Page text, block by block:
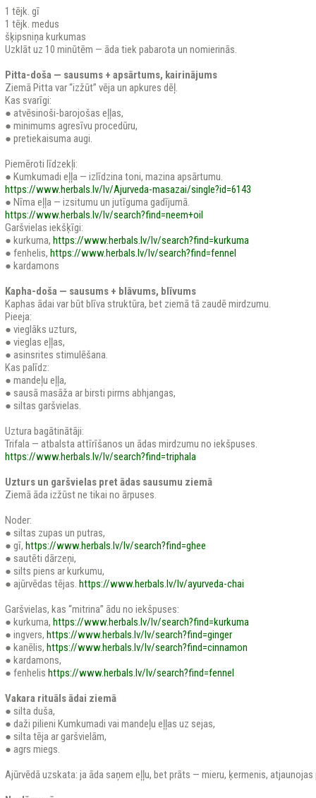
1 tējk. gī
1 tējk. medus
šķipsniņa kurkumas
Uzklāt uz 10 minūtēm — āda tiek pabarota un nomierinās.
Pitta-doša — sausums + apsārtums, kairinājums
Ziemā Pitta var “izžūt” vēja un apkures dēļ.
Kas svarīgi:
● atvēsinoši-barojošas eļļas,
● minimums agresīvu procedūru,
● pretiekaisuma augi.
Piemēroti līdzekļi:
● Kumkumadi eļļa — izlīdzina toni, mazina apsārtumu.
https://www.herbals.lv/lv/Ajurveda-masazai/single?id=6143
● Nīma eļļa — izsitumu un jutīguma gadījumā.
https://www.herbals.lv/lv/search?find=neem+oil
Garšvielas iekšķīgi:
● kurkuma, https://www.herbals.lv/lv/search?find=kurkuma
● fenhelis, https://www.herbals.lv/lv/search?find=fennel
● kardamons
Kapha-doša — sausums + blāvums, blīvums
Kaphas ādai var būt blīva struktūra, bet ziemā tā zaudē mirdzumu.
Pieeja:
● vieglāks uzturs,
● vieglas eļļas,
● asinsrites stimulēšana.
Kas palīdz:
● mandeļu eļļa,
● sausā masāža ar birsti pirms abhjangas,
● siltas garšvielas.
Uztura bagātinātāji:
Trifala — atbalsta attīrīšanos un ādas mirdzumu no iekšpuses.
https://www.herbals.lv/lv/search?find=triphala
Uzturs un garšvielas pret ādas sausumu ziemā
Ziemā āda izžūst ne tikai no ārpuses.
Noder:
● siltas zupas un putras,
● gī, https://www.herbals.lv/lv/search?find=ghee
● sautēti dārzeņi,
● silts piens ar kurkumu,
● ajūrvēdas tējas. https://www.herbals.lv/lv/ayurveda-chai
Garšvielas, kas “mitrina” ādu no iekšpuses:
● kurkuma, https://www.herbals.lv/lv/search?find=kurkuma
● ingvers, https://www.herbals.lv/lv/search?find=ginger
● kanēlis, https://www.herbals.lv/lv/search?find=cinnamon
● kardamons,
● fenhelis https://www.herbals.lv/lv/search?find=fennel
Vakara rituāls ādai ziemā
● silta duša,
● daži pilieni Kumkumadi vai mandeļu eļļas uz sejas,
● silta tēja ar garšvielām,
● agrs miegs.
Ajūrvēdā uzskata: ja āda saņem eļļu, bet prāts — mieru, ķermenis, atjaunojas